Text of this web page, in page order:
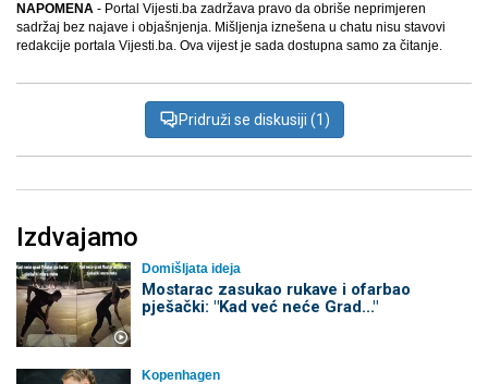
NAPOMENA - Portal Vijesti.ba zadržava pravo da obriše neprimjeren
sadržaj bez najave i objašnjenja. Mišljenja iznešena u chatu nisu stavovi
redakcije portala Vijesti.ba. Ova vijest je sada dostupna samo za čitanje.
Pridruži se diskusiji (1)
Izdvajamo
Domišljata ideja
Mostarac zasukao rukave i ofarbao
pješački: "Kad već neće Grad..."
Kopenhagen